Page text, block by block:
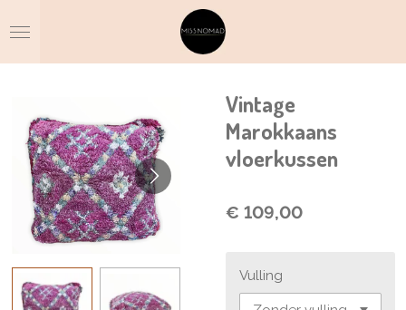
direct
Vintage
Marokkaans
vloerkussen
€ 109,00
Vulling